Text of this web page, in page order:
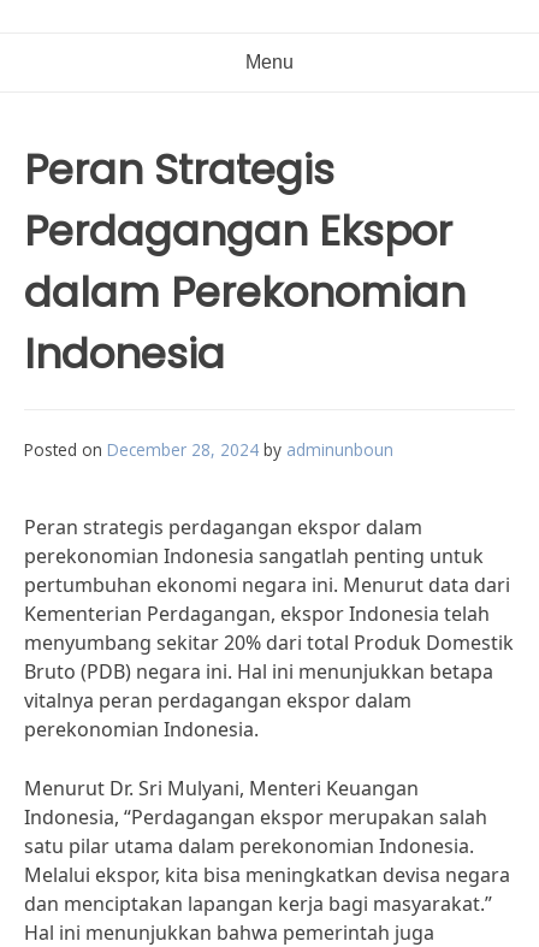
Menu
Peran Strategis
Perdagangan Ekspor
dalam Perekonomian
Indonesia
Posted on December 28, 2024 by adminunboun
Peran strategis perdagangan ekspor dalam
perekonomian Indonesia sangatlah penting untuk
pertumbuhan ekonomi negara ini. Menurut data dari
Kementerian Perdagangan, ekspor Indonesia telah
menyumbang sekitar 20% dari total Produk Domestik
Bruto (PDB) negara ini. Hal ini menunjukkan betapa
vitalnya peran perdagangan ekspor dalam
perekonomian Indonesia.
Menurut Dr. Sri Mulyani, Menteri Keuangan
Indonesia, “Perdagangan ekspor merupakan salah
satu pilar utama dalam perekonomian Indonesia.
Melalui ekspor, kita bisa meningkatkan devisa negara
dan menciptakan lapangan kerja bagi masyarakat.”
Hal ini menunjukkan bahwa pemerintah juga